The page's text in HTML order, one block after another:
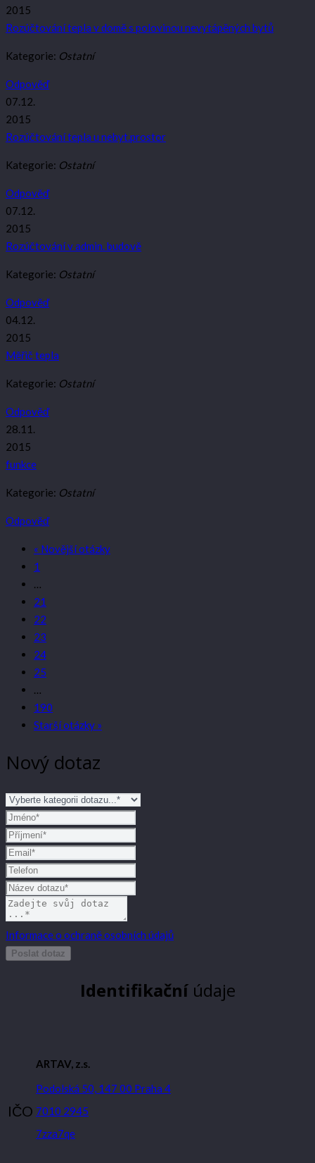
2015
Rozúčtování tepla v domě s polovinou nevytápěných bytů
Kategorie: Ostatní
Odpověď
07.12.
2015
Rozúčtování tepla u nebyt.prostor
Kategorie: Ostatní
Odpověď
07.12.
2015
Rozúčtování v admin. budově
Kategorie: Ostatní
Odpověď
04.12.
2015
Měřič tepla
Kategorie: Ostatní
Odpověď
28.11.
2015
funkce
Kategorie: Ostatní
Odpověď
« Novější otázky
1
…
21
22
23
24
25
…
190
Starší otázky »
Nový dotaz
Informace o ochraně osobních údajů
Poslat dotaz
Identifikačníúdaje
ARTAV, z.s.
Podolská 50, 147 00 Praha 4
IČO 7010 2945
7zza7qe